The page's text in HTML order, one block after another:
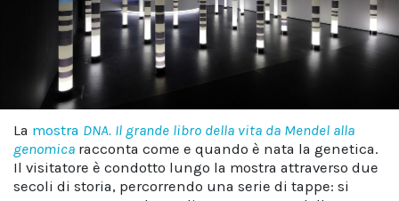
La mostra DNA. Il grande libro della vita da Mendel alla
genomica racconta come e quando è nata la genetica.
Il visitatore è condotto lungo la mostra attraverso due
secoli di storia, percorrendo una serie di tappe: si